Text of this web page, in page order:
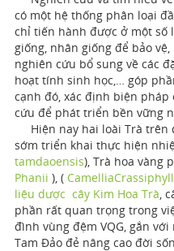
có một hệ thống phân loại
chỉ tiến hành được ở một số
giống, nhân giống để bảo
nghiên cứu bổ sung về các
hoạt tính sinh học,… góp
cạnh đó, xác định biện
cứu để phát triển bền vững
Hiện nay hai loài Trà trên
sớm triển khai thực hiện
tamdaoensis), Trà hoa vàng
Phanii ), ( Camellia
liệu dược cây Kim Hoa Trà,
phần rất quan trọng trong
đình vùng đệm VQG, gắn
Tam Đảo đẻ nâng cao đời